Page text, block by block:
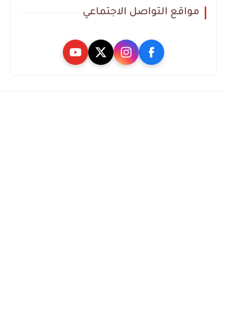
مواقع التواصل الاجتماعي